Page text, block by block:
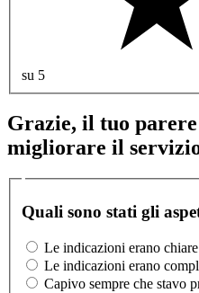
su 5
Grazie, il tuo
migliorare il
Quali sono stati gli
Le indicazioni erano chiare
Le indicazioni erano
Capivo sempre che stavo